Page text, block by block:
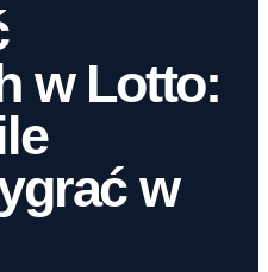
w Lotto:
w